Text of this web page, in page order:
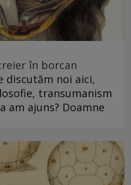
în borcan
discutăm noi aici,
transumanism
am ajuns? Doamne